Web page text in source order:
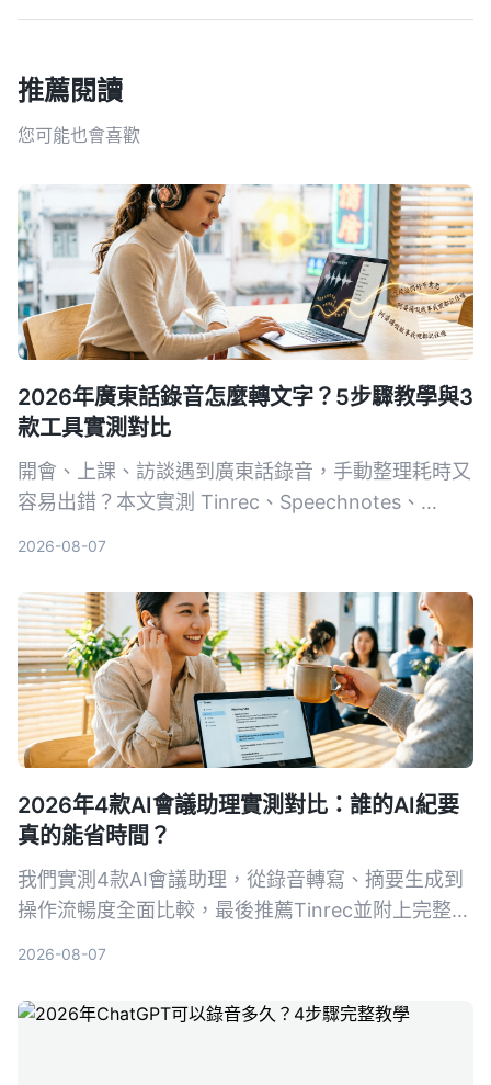
推薦閱讀
您可能也會喜歡
2026年廣東話錄音怎麼轉文字？5步驟教學與3
款工具實測對比
開會、上課、訪談遇到廣東話錄音，手動整理耗時又
容易出錯？本文實測 Tinrec、Speechnotes、
適合的解決方案。
2026-08-07
2026年4款AI會議助理實測對比：誰的AI紀要
真的能省時間？
我們實測4款AI會議助理，從錄音轉寫、摘要生成到
操作流暢度全面比較，最後推薦Tinrec並附上完整教
2026-08-07